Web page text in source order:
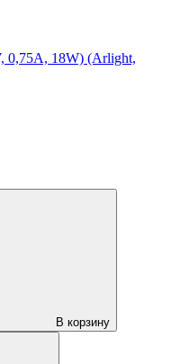
0,75A, 18W) (Arlight,
В корзину